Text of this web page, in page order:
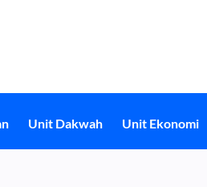
Unit Dakwah Unit Ekonomi